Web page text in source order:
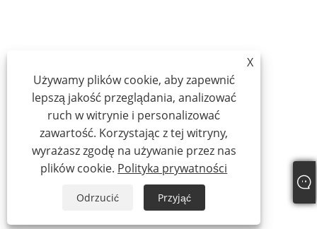
X
Używamy plików cookie, aby zapewnić
lepszą jakość przeglądania, analizować
ruch w witrynie i personalizować
zawartość. Korzystając z tej witryny,
wyrażasz zgodę na używanie przez nas
plików cookie. Polityka prywatności
Odrzucić Przyjąć